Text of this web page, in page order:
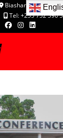
Biashara Complex -
Tel: +255 752 396